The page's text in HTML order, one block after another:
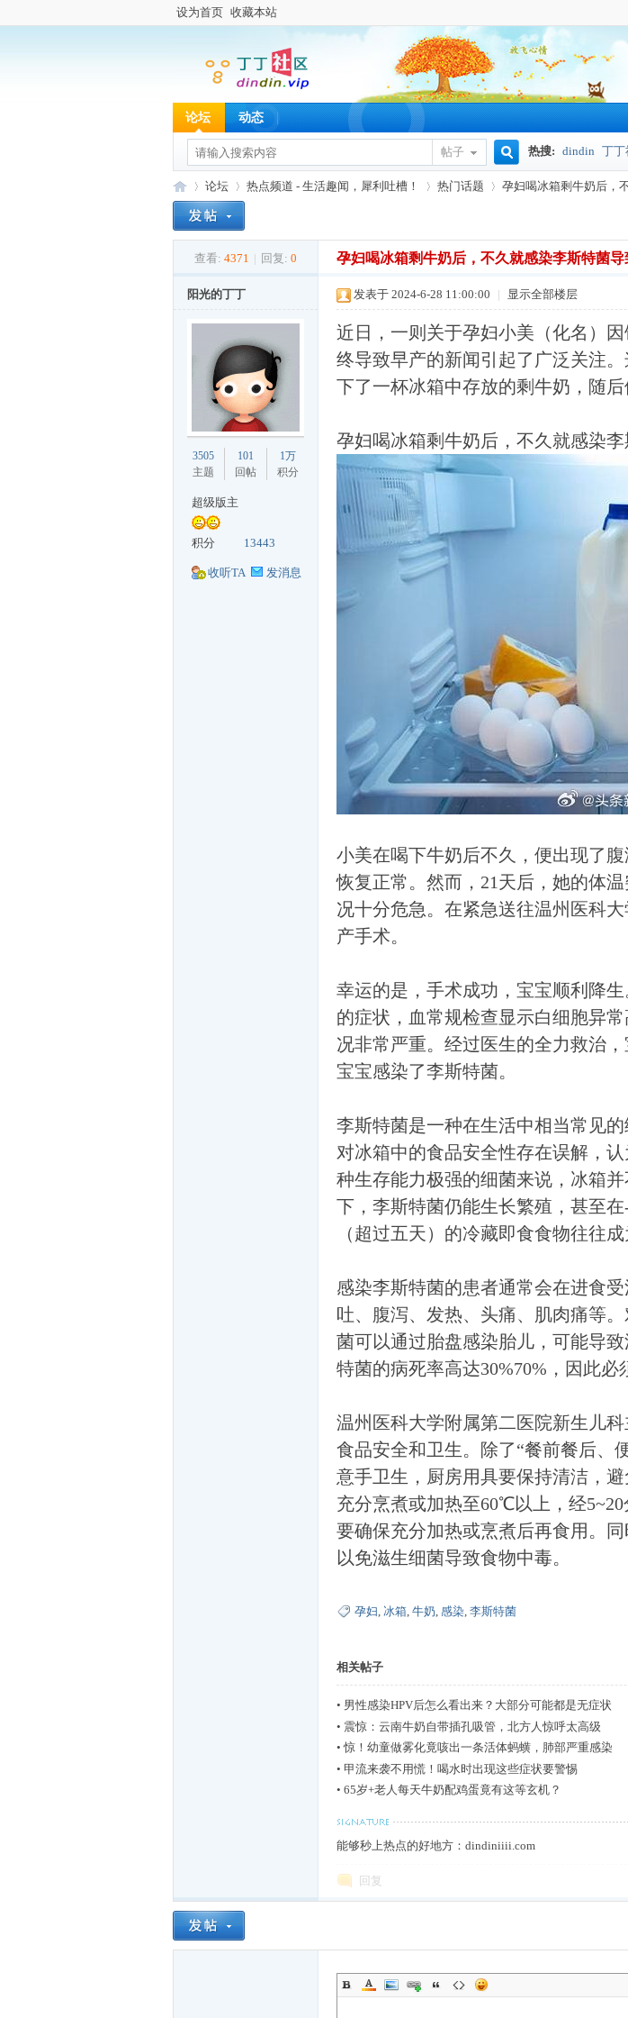
设为首页 收藏本站
论坛 动态
帖子
搜
索
热搜: dindin 丁丁
奥密克戎
论坛
›
热点频道 - 生活趣闻，犀利吐槽！
›
热门话题
›
孕妇喝冰箱剩牛奶后，
查看: 4371 | 回复: 0 孕妇喝冰箱剩牛奶后，不久就感染李斯特菌导
阳光的丁丁
3505
主题
101
回帖
1万
积分
超级版主
积分 13443
收听TA 发消息
发表于 2024-6-28 11:00:00 | 显示全部楼层
近日，一则关于孕妇小美（化名）
终导致早产的新闻引起了广泛关注
下了一杯冰箱中存放的剩牛奶，随后
孕妇喝冰箱剩牛奶后，不久就感染
小美在喝下牛奶后不久，便出现了
恢复正常。然而，21天后，她的体
况十分危急。在紧急送往温州医科
产手术。
幸运的是，手术成功，宝宝顺利降
的症状，血常规检查显示白细胞异
况非常严重。经过医生的全力救治
宝宝感染了李斯特菌。
李斯特菌是一种在生活中相当常见
对冰箱中的食品安全性存在误解，
种生存能力极强的细菌来说，冰箱
下，李斯特菌仍能生长繁殖，甚至
（超过五天）的冷藏即食食物往往
感染李斯特菌的患者通常会在进食
吐、腹泻、发热、头痛、肌肉痛等
菌可以通过胎盘感染胎儿，可能导
特菌的病死率高达30%70%，因此必
温州医科大学附属第二医院新生儿
食品安全和卫生。除了“餐前餐后、
意手卫生，厨房用具要保持清洁，
充分烹煮或加热至60℃以上，经
要确保充分加热或烹煮后再食用。
以免滋生细菌导致食物中毒。
孕妇, 冰箱, 牛奶, 感染, 李斯特菌
相关帖子
• 男性感染HPV后怎么看出来？大部分可能都是无症状
• 震惊：云南牛奶自带插孔吸管，北方人惊呼太高级
•惊！幼童做雾化竟咳出一条活体蚂蟥，肺部严重感染
• 甲流来袭不用慌！喝水时出现这些症状要警惕
• 65岁+老人每天牛奶配鸡蛋竟有这等玄机？
能够秒上热点的好地方： dindiniiii.com
回复